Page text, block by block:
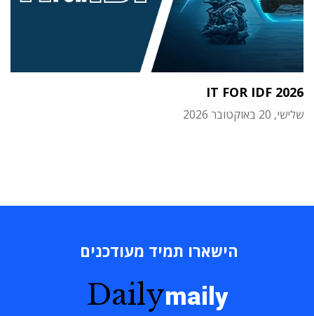
IT FOR IDF 2026
שלישי, 20 באוקטובר 2026
הישארו תמיד מעודכנים
Dailymaily